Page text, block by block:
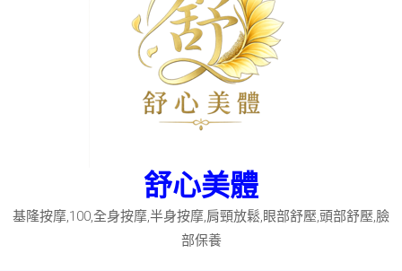
舒心美體
基隆按摩,100,全身按摩,半身按摩,肩頸放鬆,眼部舒壓,頭部舒壓,臉
部保養